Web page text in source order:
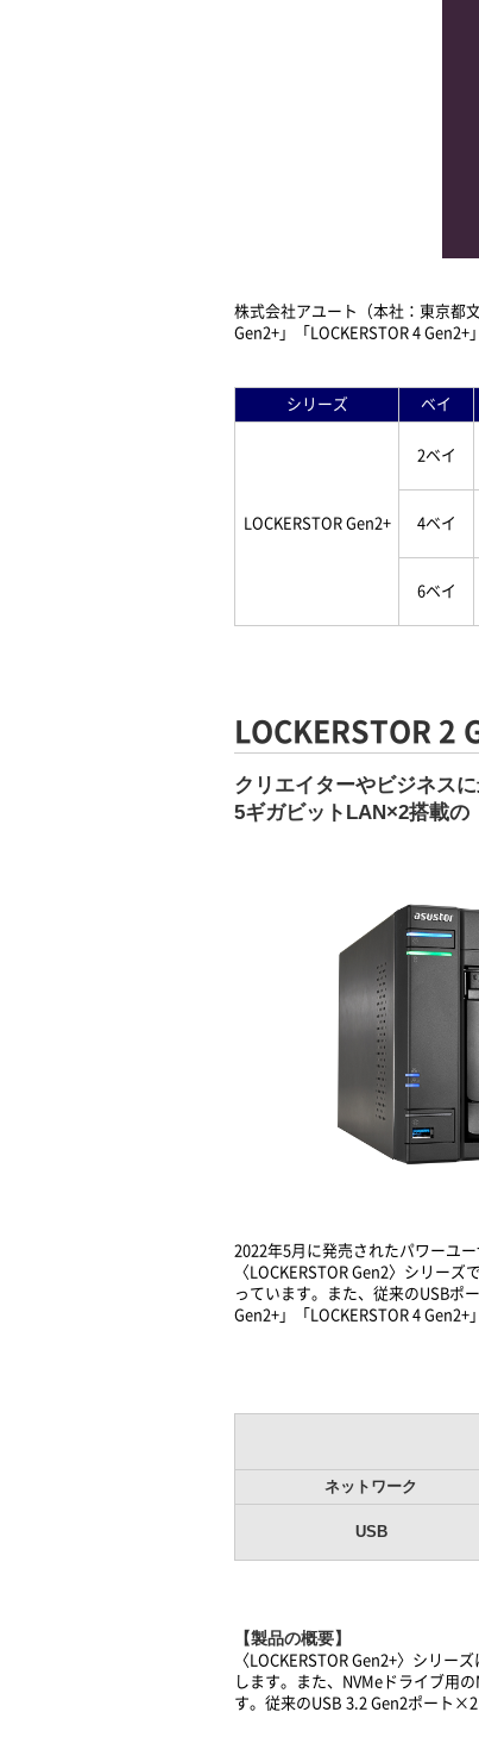
株式会社アユート（本社：東京都
Gen2+」「LOCKERSTOR 4
シリーズ ベイ
LOCKERSTOR Gen2+
2ベイ
4ベイ
6ベイ
LOCKERSTOR 2
クリエイターやビジネス
5ギガビットLAN×2搭載の
2022年5月に発売されたパワーユ
〈LOCKERSTOR Gen2〉シリー
っています。また、従来のUSBポ
Gen2+」「LOCKERSTOR 4
ネットワーク
USB
【製品の概要】
〈LOCKERSTOR Gen2+〉シリ
します。また、NVMeドライブ用
す。従来のUSB 3.2 Gen2ポート